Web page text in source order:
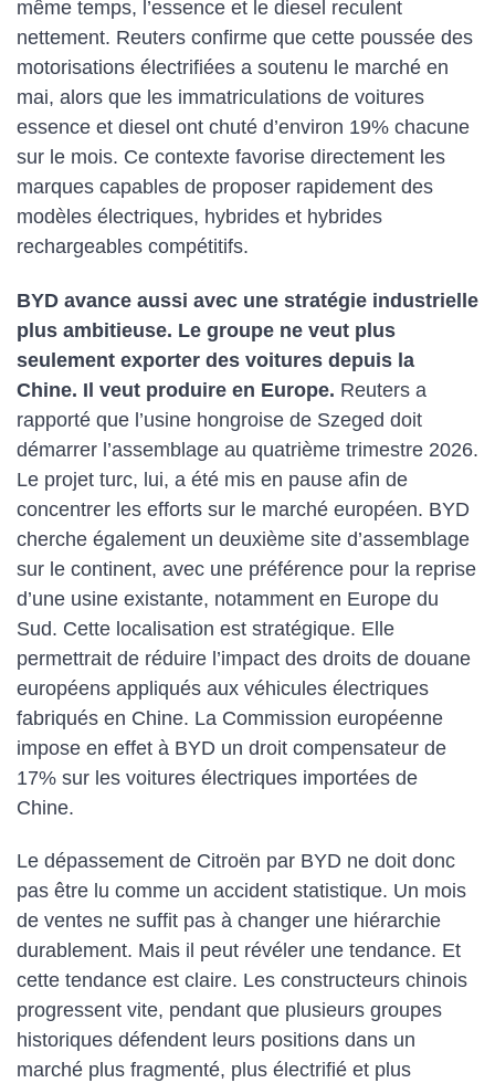
même temps, l’essence et le diesel reculent
nettement. Reuters confirme que cette poussée des
motorisations électrifiées a soutenu le marché en
mai, alors que les immatriculations de voitures
essence et diesel ont chuté d’environ 19% chacune
sur le mois. Ce contexte favorise directement les
marques capables de proposer rapidement des
modèles électriques, hybrides et hybrides
rechargeables compétitifs.
BYD avance aussi avec une stratégie industrielle
plus ambitieuse. Le groupe ne veut plus
seulement exporter des voitures depuis la
Chine. Il veut produire en Europe. Reuters a
rapporté que l’usine hongroise de Szeged doit
démarrer l’assemblage au quatrième trimestre 2026.
Le projet turc, lui, a été mis en pause afin de
concentrer les efforts sur le marché européen. BYD
cherche également un deuxième site d’assemblage
sur le continent, avec une préférence pour la reprise
d’une usine existante, notamment en Europe du
Sud. Cette localisation est stratégique. Elle
permettrait de réduire l’impact des droits de douane
européens appliqués aux véhicules électriques
fabriqués en Chine. La Commission européenne
impose en effet à BYD un droit compensateur de
17% sur les voitures électriques importées de
Chine.
Le dépassement de Citroën par BYD ne doit donc
pas être lu comme un accident statistique. Un mois
de ventes ne suffit pas à changer une hiérarchie
durablement. Mais il peut révéler une tendance. Et
cette tendance est claire. Les constructeurs chinois
progressent vite, pendant que plusieurs groupes
historiques défendent leurs positions dans un
marché plus fragmenté, plus électrifié et plus